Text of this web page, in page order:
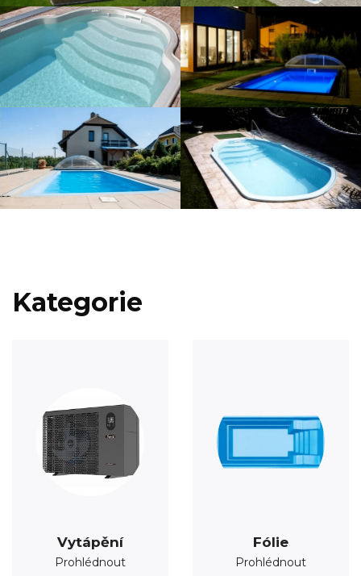
Kategorie
Vytápění
Prohlédnout
Fólie
Prohlédnout